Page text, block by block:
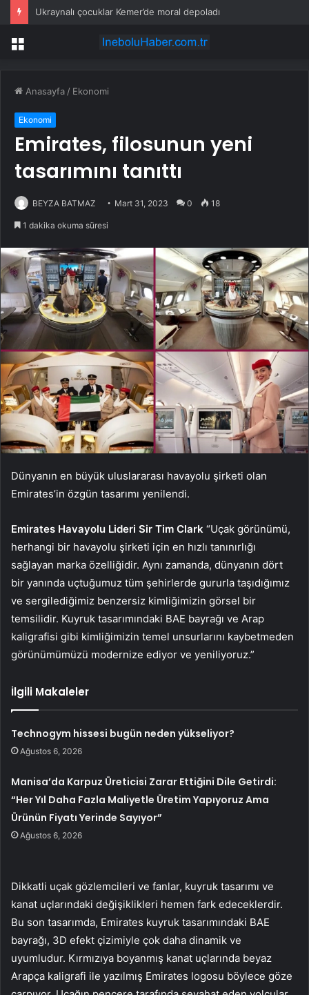
Ukraynalı çocuklar Kemer’de moral depoladı
Menü
Anasayfa / Ekonomi
Ekonomi
Emirates, filosunun yeni
tasarımını tanıttı
BEYZA BATMAZ Mart 31, 2023 0 18
1 dakika okuma süresi
Dünyanın en büyük uluslararası havayolu şirketi olan
Emirates’in özgün tasarımı yenilendi.
Emirates Havayolu Lideri Sir Tim Clark “Uçak görünümü,
herhangi bir havayolu şirketi için en hızlı tanınırlığı
sağlayan marka özelliğidir. Aynı zamanda, dünyanın dört
bir yanında uçtuğumuz tüm şehirlerde gururla taşıdığımız
ve sergilediğimiz benzersiz kimliğimizin görsel bir
temsilidir. Kuyruk tasarımındaki BAE bayrağı ve Arap
kaligrafisi gibi kimliğimizin temel unsurlarını kaybetmeden
görünümümüzü modernize ediyor ve yeniliyoruz.”
İlgili Makaleler
Technogym hissesi bugün neden yükseliyor?
Ağustos 6, 2026
Manisa’da Karpuz Üreticisi Zarar Ettiğini Dile Getirdi:
“Her Yıl Daha Fazla Maliyetle Üretim Yapıyoruz Ama
Ürünün Fiyatı Yerinde Sayıyor”
Ağustos 6, 2026
Dikkatli uçak gözlemcileri ve fanlar, kuyruk tasarımı ve
kanat uçlarındaki değişiklikleri hemen fark edeceklerdir.
Bu son tasarımda, Emirates kuyruk tasarımındaki BAE
bayrağı, 3D efekt çizimiyle çok daha dinamik ve
uyumludur. Kırmızıya boyanmış kanat uçlarında beyaz
Arapça kaligrafi ile yazılmış Emirates logosu böylece göze